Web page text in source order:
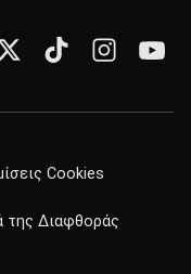
Cookies
της Διαφθοράς